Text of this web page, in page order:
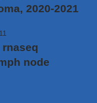
2020-2021
rnaseq
node